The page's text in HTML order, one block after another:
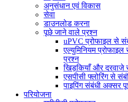
अनुसंधान एवं विकास
सेवा
डाउनलोड करना
पूछे जाने वाले प्रश्न
uPVC प्रोफाइल से
एल्युमिनियम
प्रश्न
खिड़कियाँ और दरवाजे
एसपीसी फ्लोरिंग से
पाइपिंग संबंधी अक्सर
परियोजना